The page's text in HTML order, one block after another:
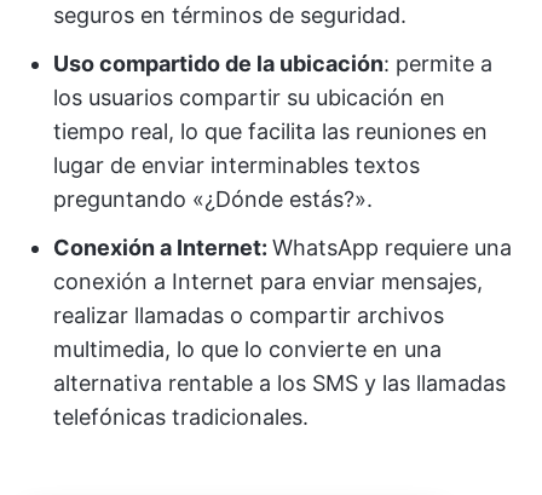
seguros en términos de seguridad.
Uso compartido de la ubicación: permite a
los usuarios compartir su ubicación en
tiempo real, lo que facilita las reuniones en
lugar de enviar interminables textos
preguntando «¿Dónde estás?».
Conexión a Internet: WhatsApp requiere una
conexión a Internet para enviar mensajes,
realizar llamadas o compartir archivos
multimedia, lo que lo convierte en una
alternativa rentable a los SMS y las llamadas
telefónicas tradicionales.